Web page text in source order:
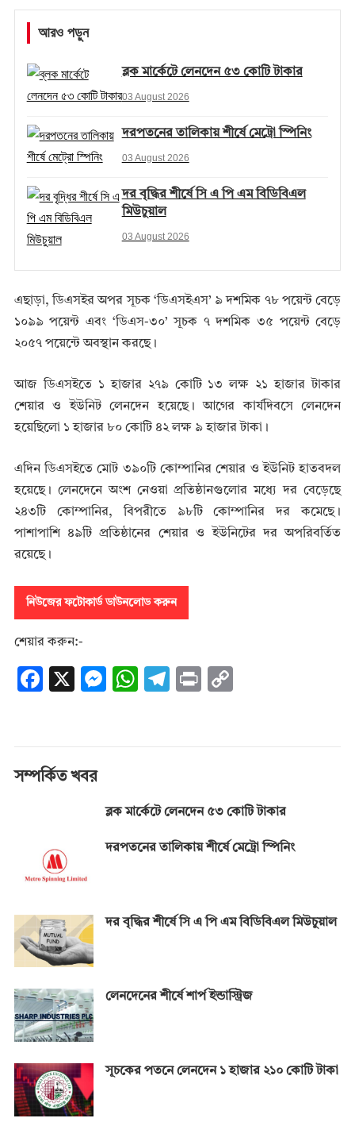
আরও পড়ুন
ব্লক মার্কেটে লেনদেন ৫৩ কোটি টাকার
03 August 2026
দরপতনের তালিকায় শীর্ষে মেট্রো স্পিনিং
03 August 2026
দর বৃদ্ধির শীর্ষে সি এ পি এম বিডিবিএল
মিউচুয়াল
03 August 2026
এছাড়া, ডিএসইর অপর সূচক ‘ডিএসইএস’ ৯ দশমিক ৭৮ পয়েন্ট বেড়ে
১০৯৯ পয়েন্ট এবং ‘ডিএস-৩০’ সূচক ৭ দশমিক ৩৫ পয়েন্ট বেড়ে
২০৫৭ পয়েন্টে অবস্থান করছে।
আজ ডিএসইতে ১ হাজার ২৭৯ কোটি ১৩ লক্ষ ২১ হাজার টাকার
শেয়ার ও ইউনিট লেনদেন হয়েছে। আগের কার্যদিবসে লেনদেন
হয়েছিলো ১ হাজার ৮০ কোটি ৪২ লক্ষ ৯ হাজার টাকা।
এদিন ডিএসইতে মোট ৩৯০টি কোম্পানির শেয়ার ও ইউনিট হাতবদল
হয়েছে। লেনদেনে অংশ নেওয়া প্রতিষ্ঠানগুলোর মধ্যে দর বেড়েছে
২৪৩টি কোম্পানির, বিপরীতে ৯৮টি কোম্পানির দর কমেছে।
পাশাপাশি ৪৯টি প্রতিষ্ঠানের শেয়ার ও ইউনিটের দর অপরিবর্তিত
রয়েছে।
নিউজের ফটোকার্ড ডাউনলোড করুন
শেয়ার করুন:-
F
o
X
M
er
W
p
T
m
Pr
n
সম্পর্কিত খবর
ব্লক মার্কেটে লেনদেন ৫৩ কোটি টাকার
দরপতনের তালিকায় শীর্ষে মেট্রো স্পিনিং
দর বৃদ্ধির শীর্ষে সি এ পি এম বিডিবিএল মিউচুয়াল
লেনদেনের শীর্ষে শার্প ইন্ডাস্ট্রিজ
সূচকের পতনে লেনদেন ১ হাজার ২১০ কোটি টাকা